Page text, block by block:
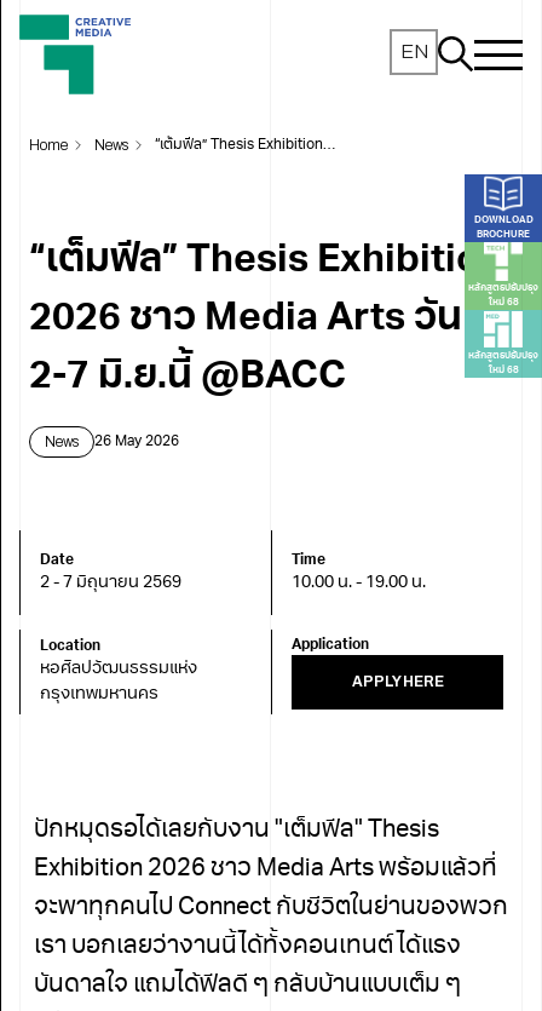
EN
DOWNLOAD
BROCHURE
หลักสูตรปรับปรุง
ใหม่ 68
หลักสูตรปรับปรุง
ใหม่ 68
Home News “เต็มฟีล” Thesis Exhibition 2026 ชาว Media Arts วันที่ 2-7 มิ.ย.นี้ @BACC
“เต็มฟีล” Thesis Exhibition
2026 ชาว Media Arts วันที่
2-7 มิ.ย.นี้ @BACC
News 26 May 2026
Date
2 - 7 มิถุนายน 2569
Time
10.00 น. - 19.00 น.
Location
หอศิลปวัฒนธรรมแห่ง
กรุงเทพมหานคร
Application
APPLY HERE
ปักหมุดรอได้เลยกับงาน "เต็มฟีล" Thesis
Exhibition 2026 ชาว Media Arts พร้อมแล้วที่
จะพาทุกคนไป Connect กับชีวิตในย่านของพวก
เรา บอกเลยว่างานนี้ได้ทั้งคอนเทนต์ ได้แรง
บันดาลใจ แถมได้ฟีลดี ๆ กลับบ้านแบบเต็ม ๆ